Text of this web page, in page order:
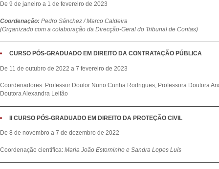
De 9 de janeiro a 1 de fevereiro de 2023
Coordenação: Pedro Sánchez / Marco Caldeira
(Organizado com a colaboração da Direcção-Geral do Tribunal de Contas)
CURSO PÓS-GRADUADO EM DIREITO DA CONTRATAÇÃO PÚBLICA
De 11 de outubro de 2022 a 7 fevereiro de 2023
Coordenadores: Professor Doutor Nuno Cunha Rodrigues, Professora Doutora
Doutora Alexandra Leitão
II CURSO PÓS-GRADUADO EM DIREITO DA PROTEÇÃO CIVIL
De 8 de novembro a 7 de dezembro de 2022
Coordenação científica: Maria João Estorninho e Sandra Lopes Luís